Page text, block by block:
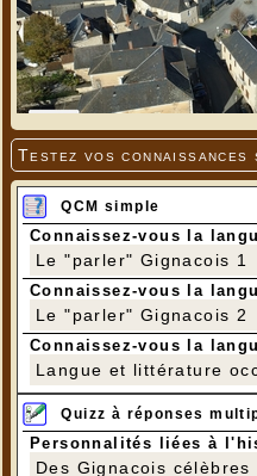
Testez vos connaissances
QCM simple
Connaissez-vous la
Le "parler" Gignacois 1
Connaissez-vous la
Le "parler" Gignacois 2
Connaissez-vous la
Langue et littérature
Quizz à réponses
Personnalités liées à
Des Gignacois célèbres